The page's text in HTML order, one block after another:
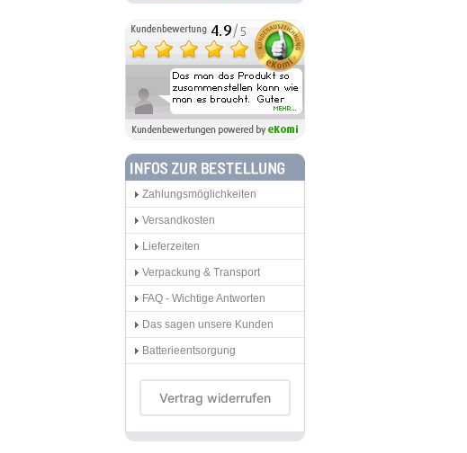
Zahlungsmöglichkeiten
Versandkosten
Lieferzeiten
Verpackung & Transport
FAQ - Wichtige Antworten
Das sagen unsere Kunden
Batterieentsorgung
Vertrag widerrufen